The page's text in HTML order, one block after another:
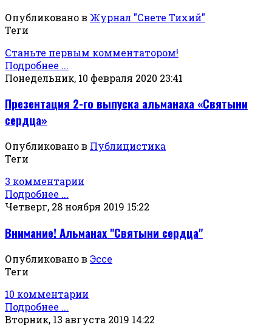
Опубликовано в Журнал "Свете Тихий"
Теги
Станьте первым комментатором!
Подробнее ...
Понедельник, 10 февраля 2020 23:41
Презентация 2-го выпуска альманаха «Святыни
сердца»
Опубликовано в Публицистика
Теги
3 комментарии
Подробнее ...
Четверг, 28 ноября 2019 15:22
Внимание! Альманах "Святыни сердца"
Опубликовано в Эссе
Теги
10 комментарии
Подробнее ...
Вторник, 13 августа 2019 14:22